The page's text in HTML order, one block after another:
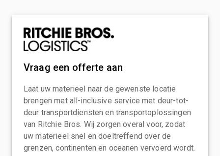
Vraag een offerte aan
Laat uw materieel naar de gewenste locatie
brengen met all-inclusive service met deur-tot-
deur transportdiensten en transportoplossingen
van Ritchie Bros. Wij zorgen overal voor, zodat
uw materieel snel en doeltreffend over de
grenzen, continenten en oceanen vervoerd wordt.